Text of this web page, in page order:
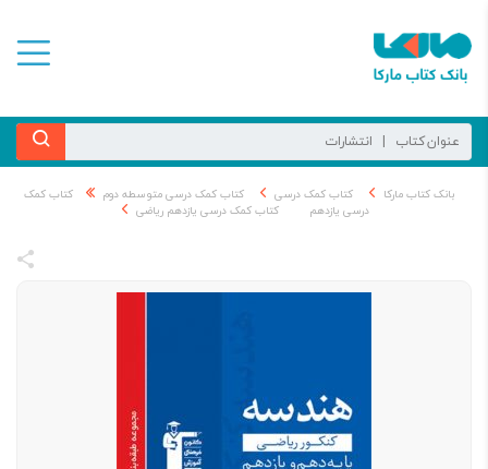
بانک کتاب مارکا کتاب کمک درسی کتاب کمک درسی متوسطه دوم
کتاب کمک
درسی یازدهم
کتاب کمک درسی یازدهم ریاضی